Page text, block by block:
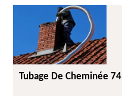
Tubage De Cheminée 74